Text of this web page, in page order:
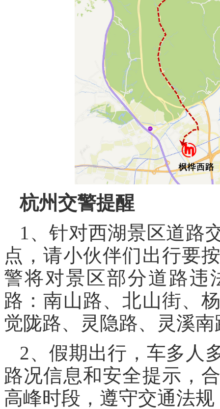
杭州交警提醒
1、针对西湖景区道路
点，请小伙伴们出行要
警将对景区部分道路违
路：南山路、北山街、
觉陇路、灵隐路、灵溪
2、假期出行，车多人
路况信息和安全提示，
高峰时段，遵守交通法